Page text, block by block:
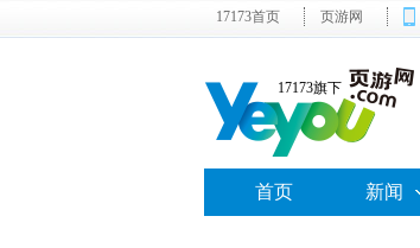
17173首页 页游网
17173旗下
首页 新闻